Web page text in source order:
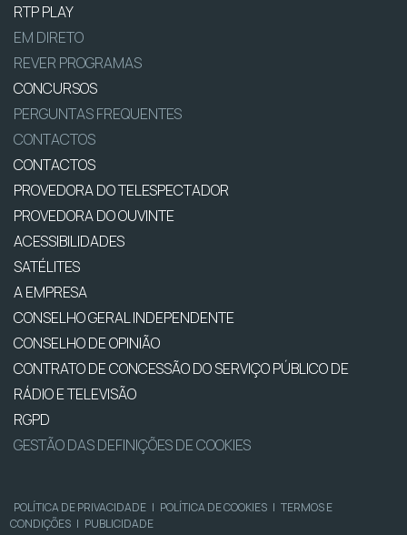
RTP PLAY
EM DIRETO
REVER PROGRAMAS
CONCURSOS
PERGUNTAS FREQUENTES
CONTACTOS
CONTACTOS
PROVEDORA DO TELESPECTADOR
PROVEDORA DO OUVINTE
ACESSIBILIDADES
SATÉLITES
A EMPRESA
CONSELHO GERAL INDEPENDENTE
CONSELHO DE OPINIÃO
CONTRATO DE CONCESSÃO DO SERVIÇO PÚBLICO DE
RÁDIO E TELEVISÃO
RGPD
GESTÃO DAS DEFINIÇÕES DE COOKIES
POLÍTICA DE PRIVACIDADE | POLÍTICA DE COOKIES | TERMOS E
CONDIÇÕES | PUBLICIDADE